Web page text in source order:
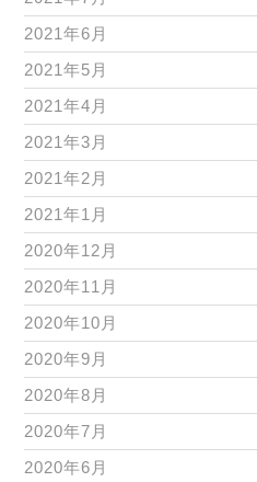
2021年6月
2021年5月
2021年4月
2021年3月
2021年2月
2021年1月
2020年12月
2020年11月
2020年10月
2020年9月
2020年8月
2020年7月
2020年6月